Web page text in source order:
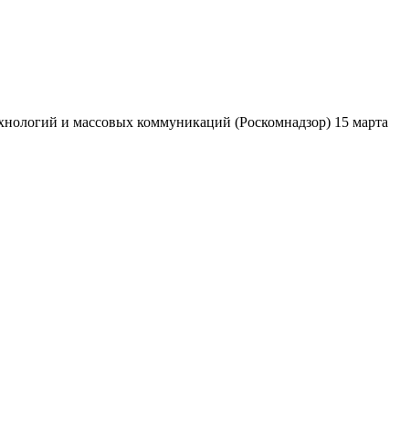
и массовых коммуникаций (Роскомнадзор) 15 марта